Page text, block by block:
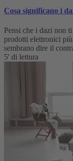
Cosa significano i
Pensi che i dazi non
prodotti elettronici
sembrano dire il
5' di lettura